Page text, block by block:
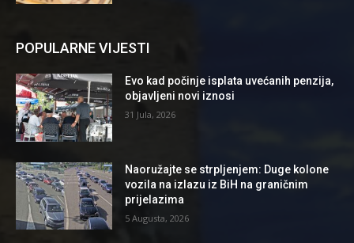
POPULARNE VIJESTI
Evo kad počinje isplata uvećanih penzija,
objavljeni novi iznosi
31 Jula, 2026
Naoružajte se strpljenjem: Duge kolone
vozila na izlazu iz BiH na graničnim
prijelazima
5 Augusta, 2026